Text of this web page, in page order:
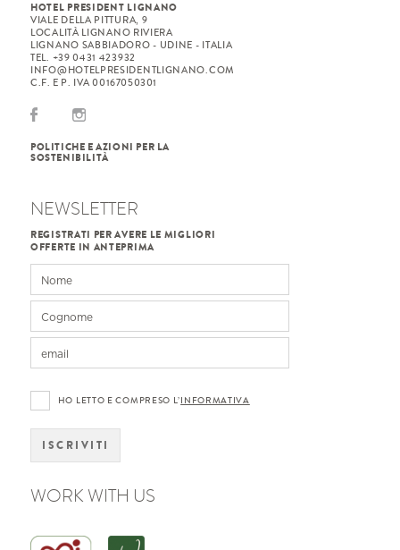
HOTEL PRESIDENT LIGNANO
VIALE DELLA PITTURA, 9
LOCALITÀ LIGNANO RIVIERA
LIGNANO SABBIADORO - UDINE - ITALIA
TEL. +39 0431 423932
INFO@HOTELPRESIDENTLIGNANO.COM
C.F. E P. IVA 00167050301
POLITICHE E AZIONI PER LA
SOSTENIBILITÀ
NEWSLETTER
REGISTRATI PER AVERE LE MIGLIORI
OFFERTE IN ANTEPRIMA
HO LETTO E COMPRESO L’INFORMATIVA
ISCRIVITI
WORK WITH US